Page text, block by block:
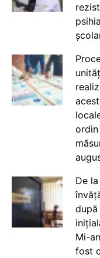
De
Mi-
fost